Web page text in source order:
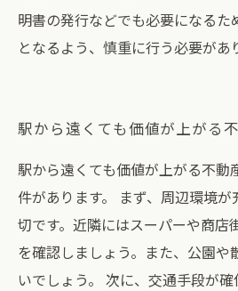
明書の発行などでも必要になるた
となるよう、慎重に行う必要があ
駅から遠くても価値が上がる
駅から遠くても価値が上がる不動
件があります。 まず、周辺環境
切です。近隣にはスーパーや商店
を確認しましょう。また、公園や
いでしょう。 次に、交通手段が